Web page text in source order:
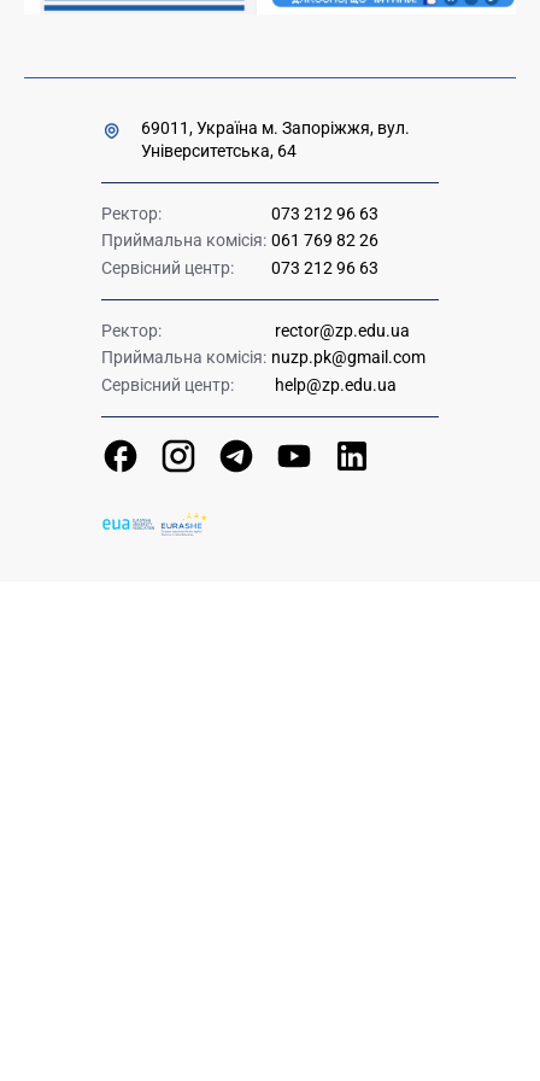
69011, Україна м. Запоріжжя, вул.
Університетська, 64
Ректор:
073 212 96 63
Приймальна комісія: 061 769 82 26
Сервісний центр:
073 212 96 63
Ректор:
rector@zp.edu.ua
Приймальна комісія: nuzp.pk@gmail.com
Сервісний центр:
help@zp.edu.ua